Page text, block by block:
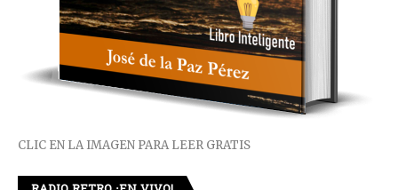
CLIC EN LA IMAGEN PARA LEER GRATIS